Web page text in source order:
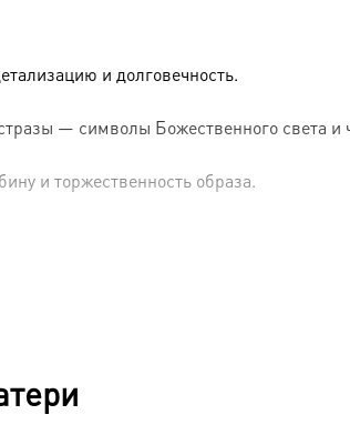
и долговечность.
— символы Божественного света и
и торжественность образа.
что подчеркивает его эксклюзивность и